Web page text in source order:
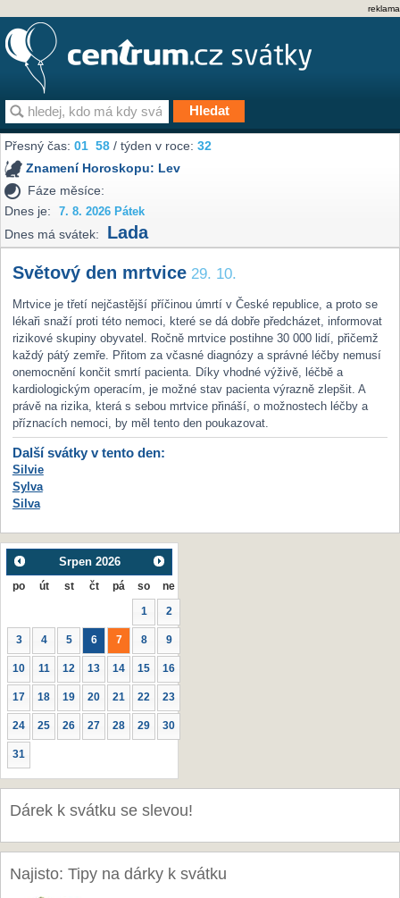
reklama
Přesný čas:01 58 / týden v roce:32
Znamení Horoskopu: Lev
Fáze měsíce:
Dnes je:
7. 8. 2026 Pátek
Dnes má svátek: Lada
Světový den mrtvice 29. 10.
Mrtvice je třetí nejčastější příčinou úmrtí v České republice, a proto se
lékaři snaží proti této nemoci, které se dá dobře předcházet, informovat
rizikové skupiny obyvatel. Ročně mrtvice postihne 30 000 lidí, přičemž
každý pátý zemře. Přitom za včasné diagnózy a správné léčby nemusí
onemocnění končit smrtí pacienta. Díky vhodné výživě, léčbě a
kardiologickým operacím, je možné stav pacienta výrazně zlepšit. A
právě na rizika, která s sebou mrtvice přináší, o možnostech léčby a
příznacích nemoci, by měl tento den poukazovat.
Další svátky v tento den:
Silvie
Sylva
Silva
Srpen 2026
po út st čt pá so ne
1 2
3 4 5 6 7 8 9
10 11 12 13 14 15 16
17 18 19 20 21 22 23
24 25 26 27 28 29 30
31
Dárek k svátku se slevou!
Najisto: Tipy na dárky k svátku